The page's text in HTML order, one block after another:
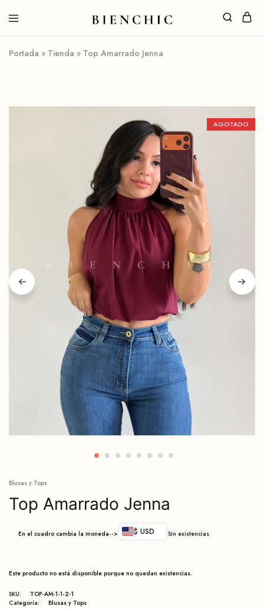
Portada » Tienda » Top Amarrado Jenna
AGOTADO
Blusas y Tops
Top Amarrado Jenna
En el cuadro cambia la moneda--> $ USD Sin existencias
Este producto no está disponible porque no quedan existencias.
SKU:
TOP-AM-1-1-2-1
Categoría:
Blusas y Tops